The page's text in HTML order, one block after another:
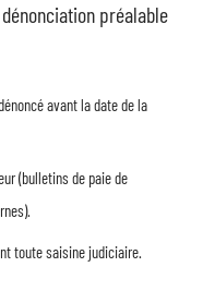
préalable
avant la date de la
(bulletins de paie de
toute saisine judiciaire.